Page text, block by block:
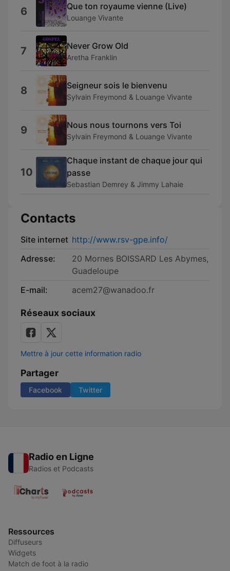
6 Que ton royaume vienne (Live)
Louange Vivante
7 Never Grow Old
Aretha Franklin
8 Seigneur sois le bienvenu
Sylvain Freymond & Louange Vivante
9 Nous nous tournons vers Toi
Sylvain Freymond & Louange Vivante
10
Chaque instant de chaque jour qui
passe
Sebastian Demrey & Jimmy Lahaie
Contacts
Site internet http://www.rsv-gpe.info/
Adresse:
20 Mornes BOISSARD Les Abymes,
Guadeloupe
E-mail:
acem27@wanadoo.fr
Réseaux sociaux
Mettre à jour cette information radio
Partager
Facebook Twitter
Radio en Ligne
Radios et Podcasts
Ressources
Diffuseurs
Widgets
Match de foot à la radio